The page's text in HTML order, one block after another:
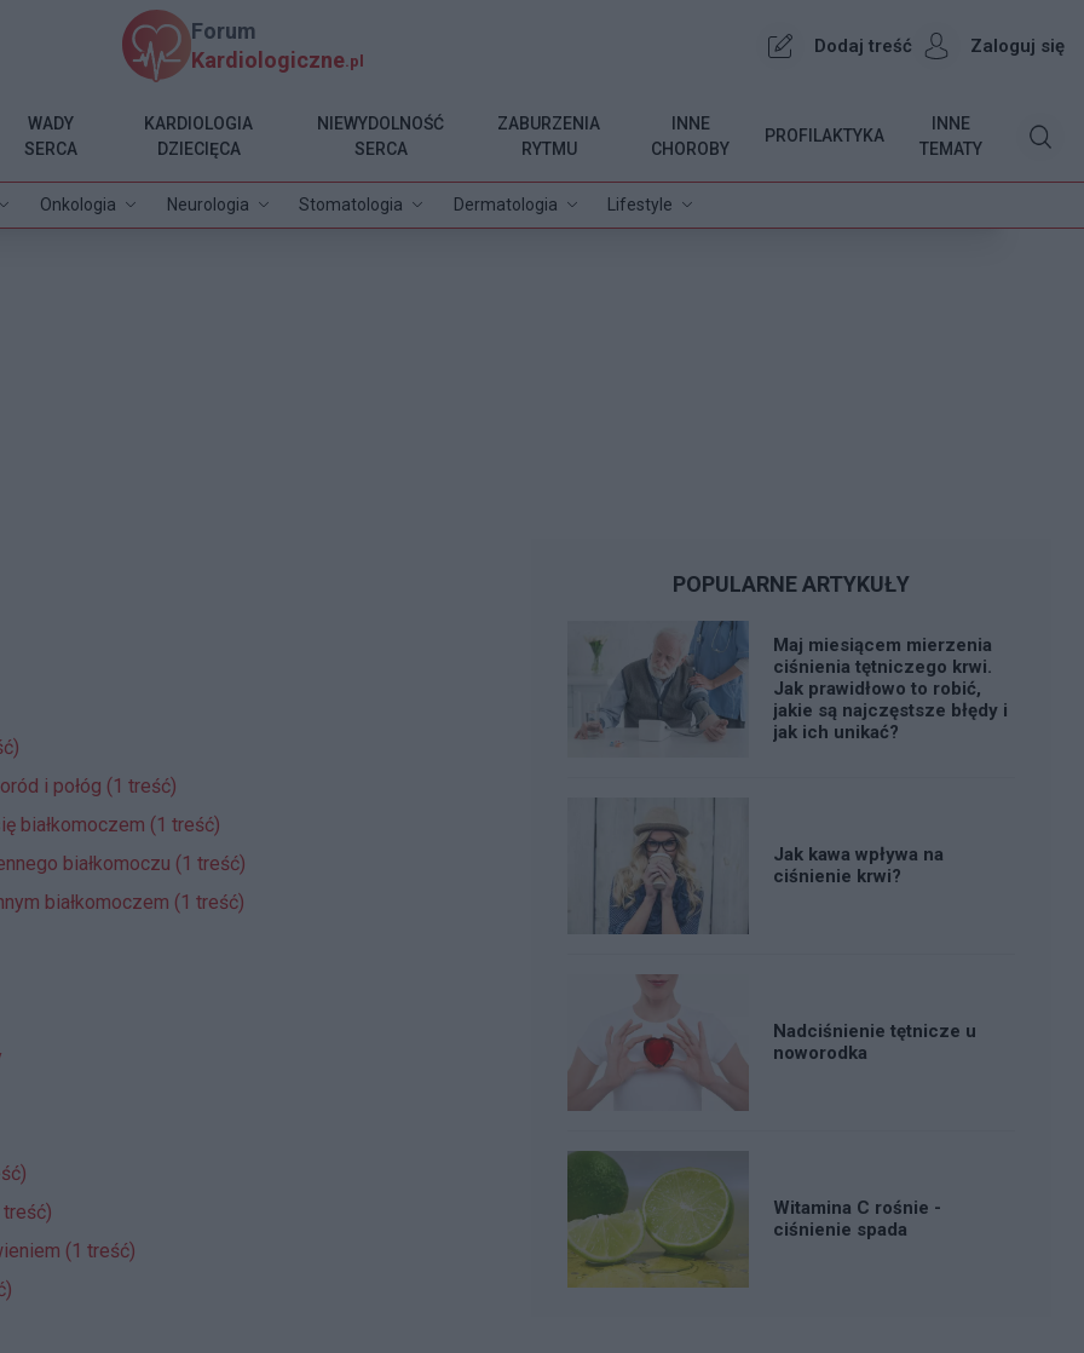
Forum
Kardiologiczne .pl
Dodaj treść Zaloguj się
Onkologia Neurologia Stomatologia Dermatologia Lifestyle
WADY
SERCA
KARDIOLOGIA
DZIECIĘCA
NIEWYDOLNOŚĆ
SERCA
ZABURZENIA
RYTMU
INNE
CHOROBY
PROFILAKTYKA
INNE
TEMATY
i połóg (1 treść)
białkomoczem (1 treść)
białkomoczu (1 treść)
białkomoczem (1 treść)
(1 treść)
POPULARNE ARTYKUŁY
Maj miesiącem mierzenia
ciśnienia tętniczego krwi.
Jak prawidłowo to robić,
jakie są najczęstsze błędy i
jak ich unikać?
Jak kawa wpływa na
ciśnienie krwi?
Nadciśnienie tętnicze u
noworodka
Witamina C rośnie -
ciśnienie spada